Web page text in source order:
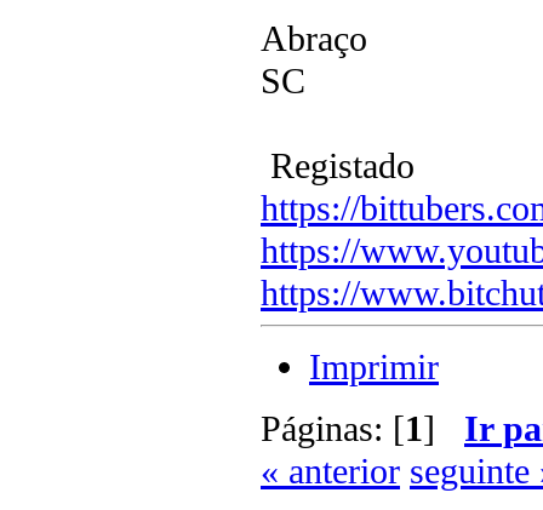
Abraço
SC
Registado
https://
https://
https://
Imprimir
Páginas: [1] Ir
« anterior seguinte